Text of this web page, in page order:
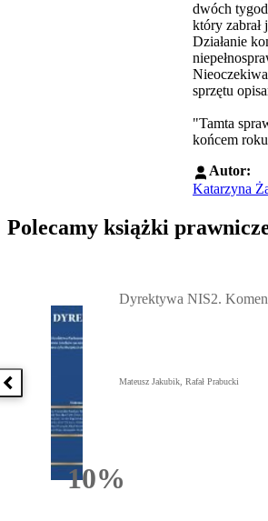
dwóch
który zabrał
Działanie
sprzętu
"Tamta
końcem
Autor:
Katarzyna
Polecamy książki
Poprzednia książka
10%Rabatu
Dyrektywa NIS2.
Mateusz Jakubik, Rafał Prabucki